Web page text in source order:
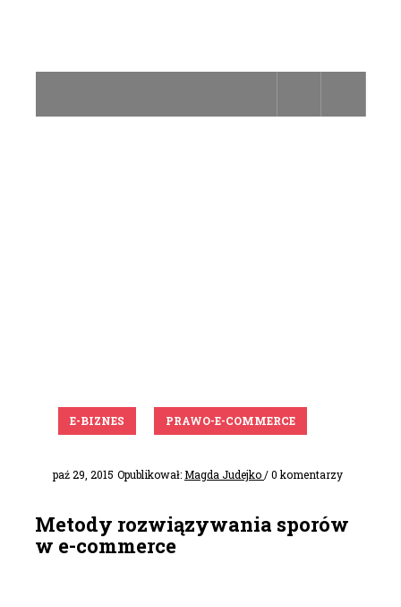
E-BIZNES PRAWO-E-COMMERCE
paź 29, 2015 Opublikował:Magda Judejko/ 0 komentarzy
Metody rozwiązywania sporów
w e-commerce